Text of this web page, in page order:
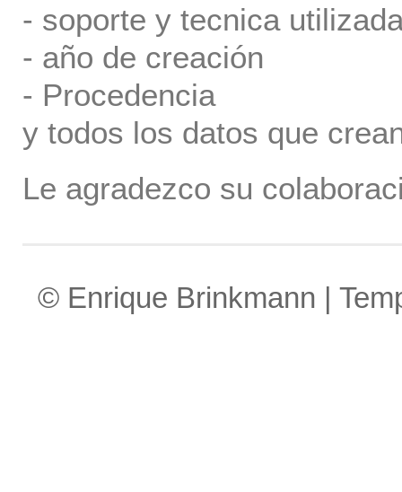
- soporte y tecnica
- año de creación
- Procedencia
y todos los datos que
Le agradezco su
© Enrique Brinkmann |